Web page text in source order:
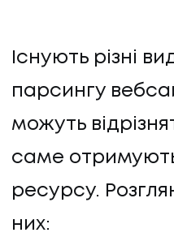
Існують різні
парсингу
можуть
саме
ресурсу.
них: